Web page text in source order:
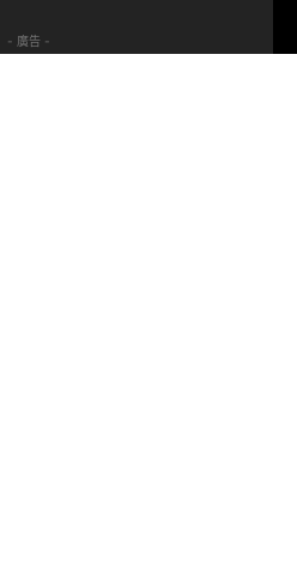
- 廣告 -